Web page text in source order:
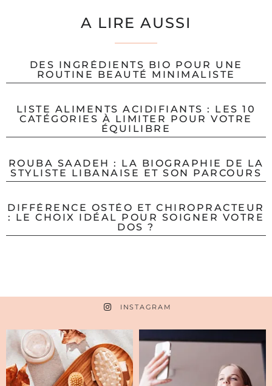
A LIRE AUSSI
DES INGRÉDIENTS BIO POUR UNE
ROUTINE BEAUTÉ MINIMALISTE
LISTE ALIMENTS ACIDIFIANTS : LES 10
CATÉGORIES À LIMITER POUR VOTRE
ÉQUILIBRE
ROUBA SAADEH : LA BIOGRAPHIE DE LA
STYLISTE LIBANAISE ET SON PARCOURS
DIFFÉRENCE OSTÉO ET CHIROPRACTEUR
: LE CHOIX IDÉAL POUR SOIGNER VOTRE
DOS ?
INSTAGRAM